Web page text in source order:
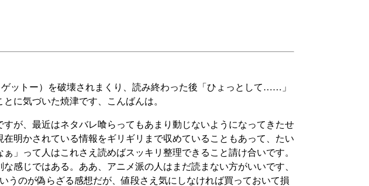
ットー）を破壊されまくり、読み終わった後「ひょっとして……」
に気づいた焼津です、こんばんは。
が、最近はネタバレ喰らってもあまり動じないようになってきたせ
明かされている情報をギリギリまで収めていることもあって、たい
」って人はこれさえ読めばスッキリ整理できること請け合いです。
感じではある。ああ、アニメ派の人はまだ読まない方がいいです、
うのが偽らざる感想だが、値段さえ気にしなければ買っておいて損